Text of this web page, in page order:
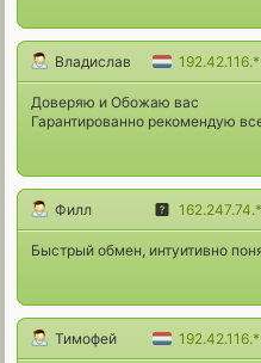
Владислав 192.42.116.*
Доверяю и Обожаю вас
Гарантированно рекомендую
Филл 162.247.74.*
Быстрый обмен, интуитивно
Тимофей 192.42.116.*